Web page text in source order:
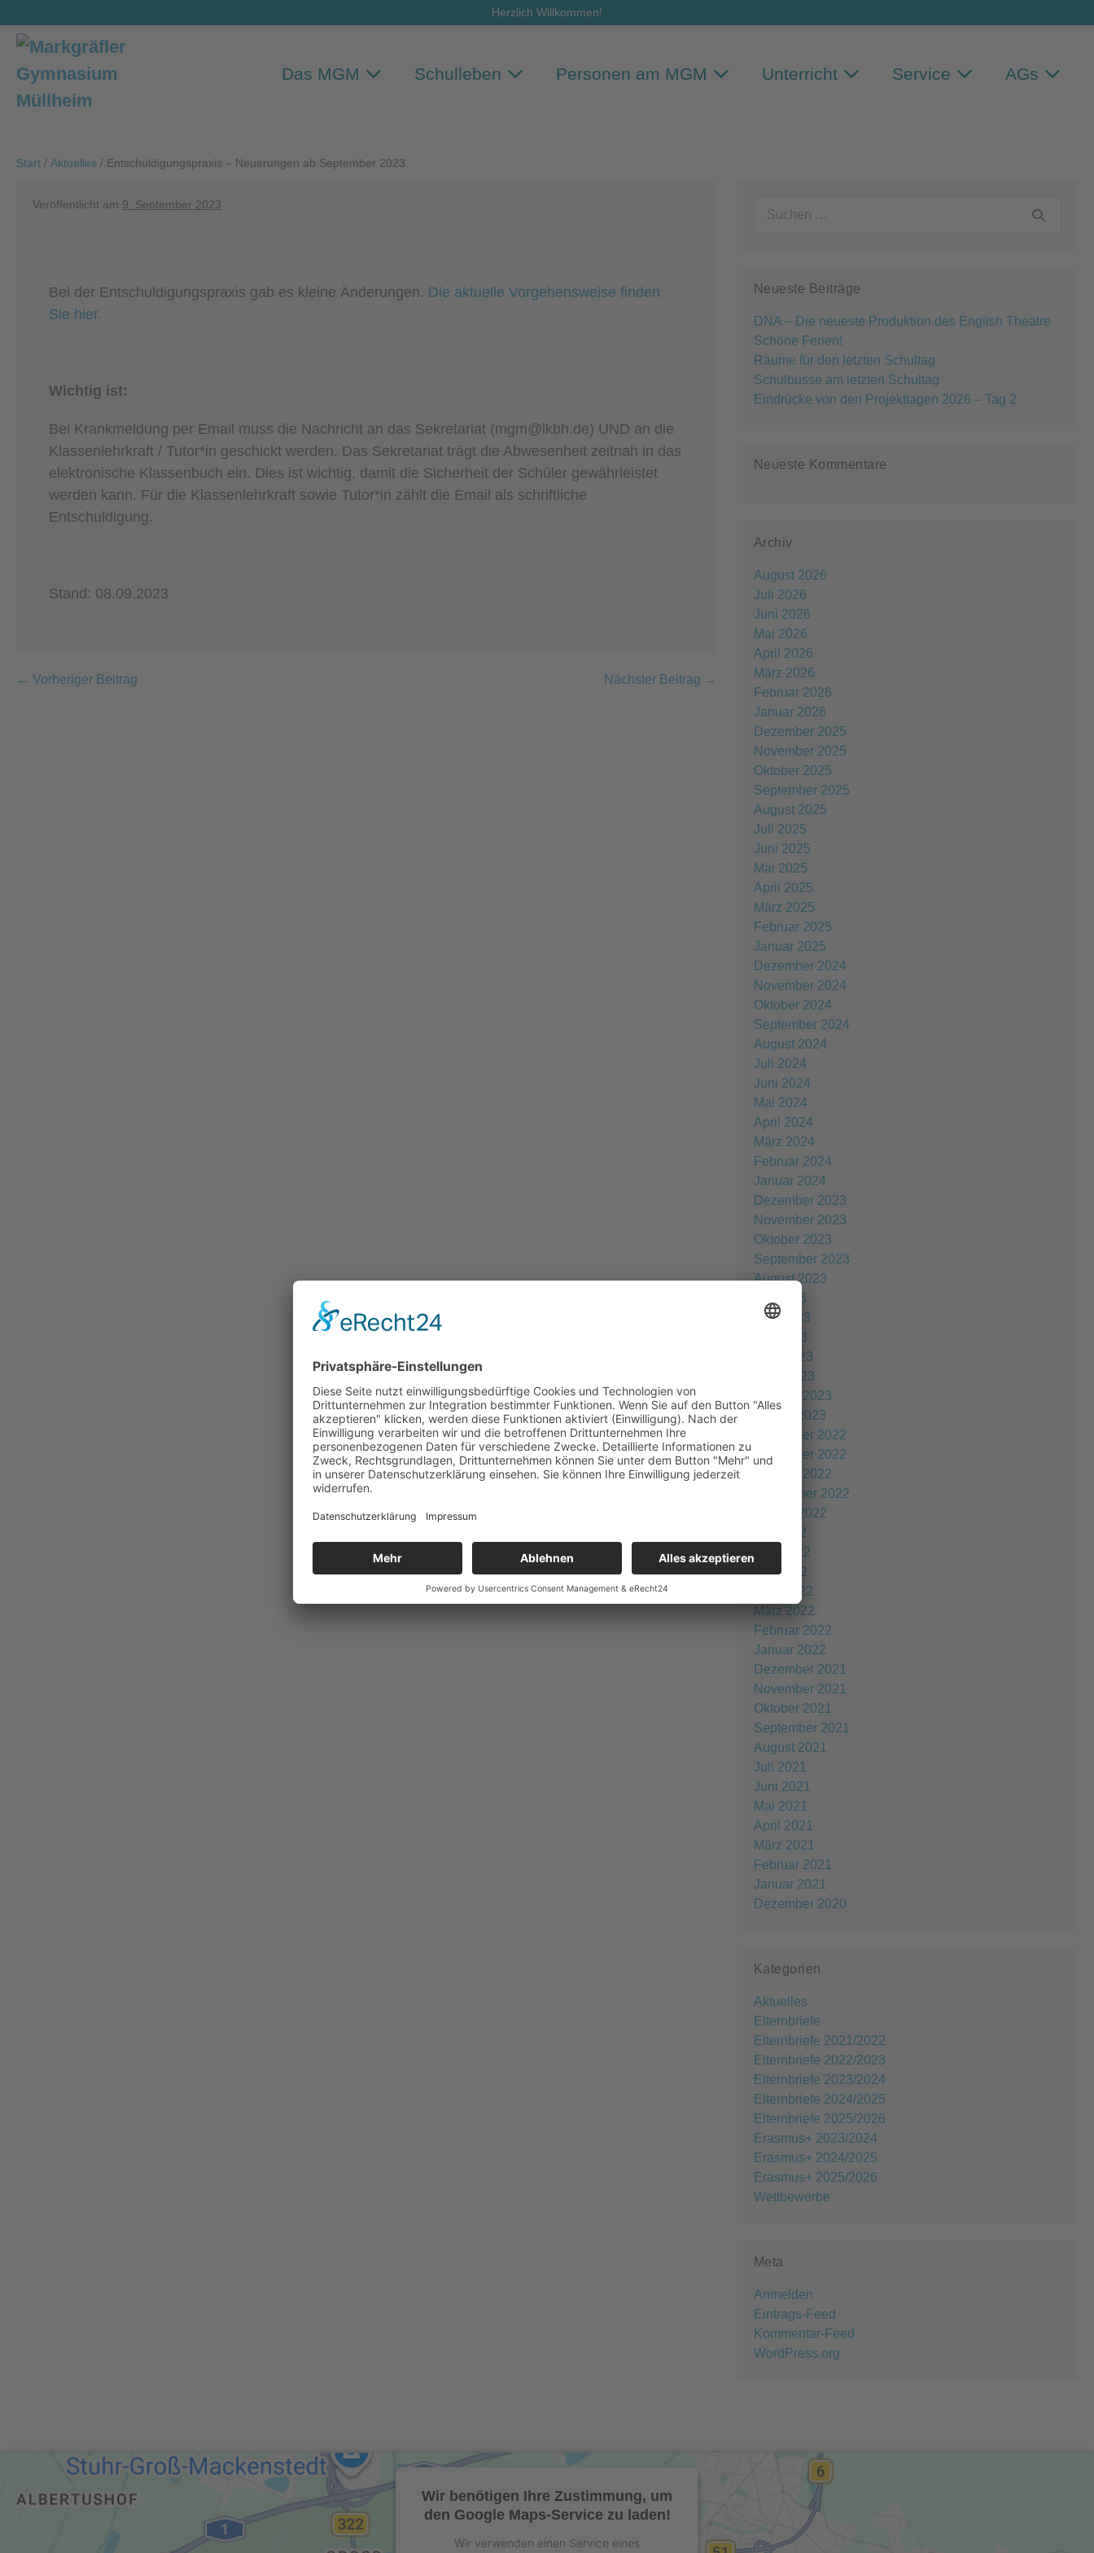
Inhalt
springen
Herzlich Willkommen!
Das MGM Schulleben Personen am MGM Unterricht Service AGs
Start / Aktuelles / Entschuldigungspraxis – Neuerungen ab September 2023
Veröffentlicht am 9. September 2023
Bei der Entschuldigungspraxis gab es kleine Änderungen. Die aktuelle Vorgehensweise finden
Sie hier.
Wichtig ist:
Bei Krankmeldung per Email muss die Nachricht an das Sekretariat (mgm@lkbh.de) UND an die
Klassenlehrkraft / Tutor*in geschickt werden. Das Sekretariat trägt die Abwesenheit zeitnah in das
elektronische Klassenbuch ein. Dies ist wichtig, damit die Sicherheit der Schüler gewährleistet
werden kann. Für die Klassenlehrkraft sowie Tutor*in zählt die Email als schriftliche
Entschuldigung.
Stand: 08.09.2023
Beitragsnavigation
← Vorheriger Beitrag Nächster Beitrag →
Neueste Beiträge
DNA – Die neueste Produktion des English Theatre
Schöne Ferien!
Räume für den letzten Schultag
Schulbusse am letzten Schultag
Eindrücke von den Projekttagen 2026 – Tag 2
Neueste Kommentare
Archiv
August 2026
Juli 2026
Juni 2026
Mai 2026
April 2026
März 2026
Februar 2026
Januar 2026
Dezember 2025
November 2025
Oktober 2025
September 2025
August 2025
Juli 2025
Juni 2025
Mai 2025
April 2025
März 2025
Februar 2025
Januar 2025
Dezember 2024
November 2024
Oktober 2024
September 2024
August 2024
Juli 2024
Juni 2024
Mai 2024
April 2024
März 2024
Februar 2024
Januar 2024
Dezember 2023
November 2023
Oktober 2023
September 2023
August 2023
Juli 2023
Juni 2023
Mai 2023
April 2023
März 2023
Februar 2023
Januar 2023
Dezember 2022
November 2022
Oktober 2022
September 2022
August 2022
Juli 2022
Juni 2022
Mai 2022
April 2022
März 2022
Februar 2022
Januar 2022
Dezember 2021
November 2021
Oktober 2021
September 2021
August 2021
Juli 2021
Juni 2021
Mai 2021
April 2021
März 2021
Februar 2021
Januar 2021
Dezember 2020
Kategorien
Aktuelles
Elternbriefe
Elternbriefe 2021/2022
Elternbriefe 2022/2023
Elternbriefe 2023/2024
Elternbriefe 2024/2025
Elternbriefe 2025/2026
Erasmus+ 2023/2024
Erasmus+ 2024/2025
Erasmus+ 2025/2026
Wettbewerbe
Meta
Anmelden
Eintrags-Feed
Kommentar-Feed
WordPress.org
Wir benötigen Ihre Zustimmung, um
den Google Maps-Service zu laden!
Wir verwenden einen Service eines